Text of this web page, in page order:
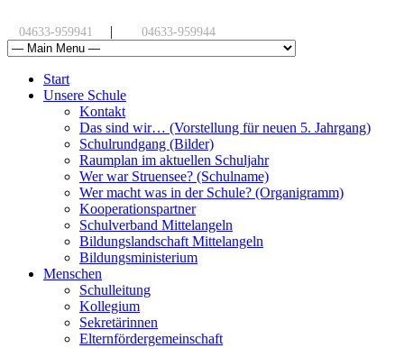
04633-959941 | 04633-959944
Start
Unsere Schule
Kontakt
Das sind wir… (Vorstellung für neuen 5. Jahrgang)
Schulrundgang (Bilder)
Raumplan im aktuellen Schuljahr
Wer war Struensee? (Schulname)
Wer macht was in der Schule? (Organigramm)
Kooperationspartner
Schulverband Mittelangeln
Bildungslandschaft Mittelangeln
Bildungsministerium
Menschen
Schulleitung
Kollegium
Sekretärinnen
Elternfördergemeinschaft